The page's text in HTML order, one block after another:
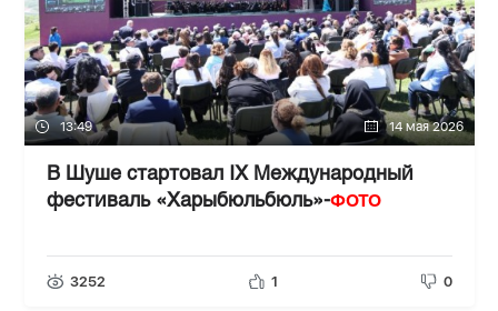
13:49 14 мая 2026
В Шуше стартовал IX Международный
фестиваль «Харыбюльбюль»-ФОТО
3252 1 0